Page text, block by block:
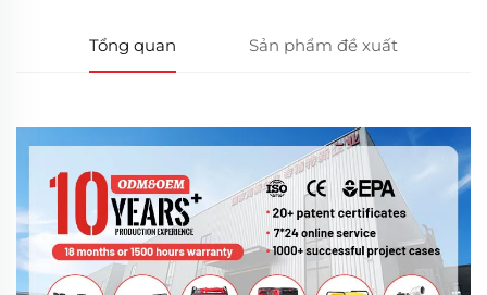
Tổng quan Sản phẩm đề xuất